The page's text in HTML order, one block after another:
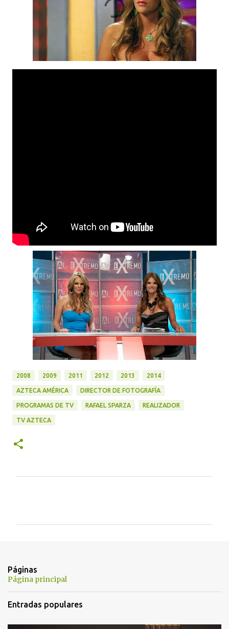
2008 2009 2011 2012 2013 2014
AZTECA AMÉRICA DIRECTOR DE FOTOGRAFÍA
PROGRAMAS DE TV RAFAEL SPARZA REALIZADOR
TV AZTECA
a
r
i
o
Páginas
Página principal
Entradas populares